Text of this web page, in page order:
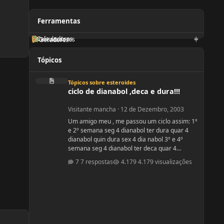
Ferramentas
Geradores
Orientadores
Calculadoras
Tópicos
ciclo de dianabol ,deca e dura!!!
Tópicos sobre esteroides
ciclo de dianabol ,deca e dura!!!
Visitante mancha · 12 de Dezembro, 2003
Um amigo meu , me passou um ciclo assim: 1º
e 2º semana seg 4 dianabol ter dura quar 4
dianabol quin dura sex 4 dia nabol 3º e 4º
semana seg 4 dianabol ter deca quar 4
seman vou partir para definição com outros
7 respostas 4.179 visualizações